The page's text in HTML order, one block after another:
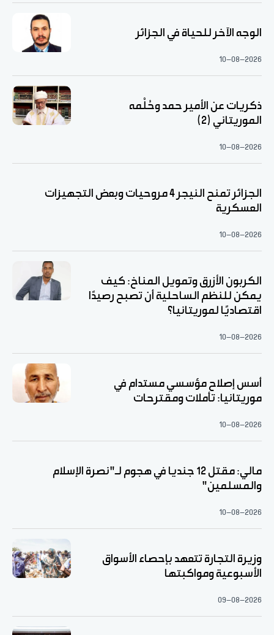
الوجه الآخر للحياة في الجزائر
10-08-2026
ذكريات عن الأمير حمد وحُلْمه
الموريتاني (2)
10-08-2026
الجزائر تمنح النيجر 4 مروحيات وبعض التجهيزات
العسكرية
10-08-2026
الكربون الأزرق وتمويل المناخ: كيف
يمكن للنظم الساحلية أن تصبح رصيدًا
اقتصاديًا لموريتانيا؟
10-08-2026
أسس إصلاح مؤسسي مستدام في
موريتانيا: تأملات ومقترحات
10-08-2026
مالي: مقتل 12 جنديا في هجوم لـ"نصرة الإسلام
والمسلمين"
10-08-2026
وزيرة التجارة تتعهد بإحصاء الأسواق
الأسبوعية ومواكبتها
09-08-2026